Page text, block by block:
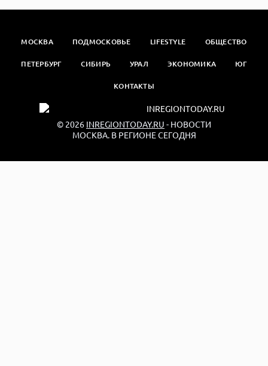
МОСКВА ПОДМОСКОВЬЕ LIFESTYLE ОБЩЕСТВО
ПЕТЕРБУРГ СИБИРЬ УРАЛ ЭКОНОМИКА ЮГ
КОНТАКТЫ
© 2026 INREGIONTODAY.RU - НОВОСТИ
МОСКВА. В РЕГИОНЕ СЕГОДНЯ